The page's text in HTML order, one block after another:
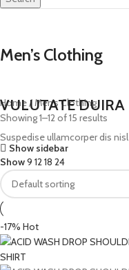
Men’s Clothing
VULUTATE
Suspedise ullamcorper dis
Home
Men’s Clothing
Showing 1–12 of 15 results
Show sidebar
Show9 1218 24
-17% Hot